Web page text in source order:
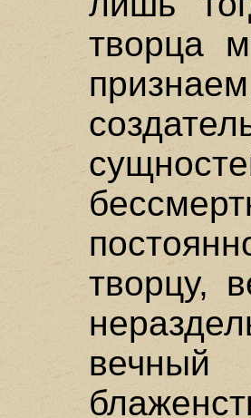
творца
творцу,
вечный